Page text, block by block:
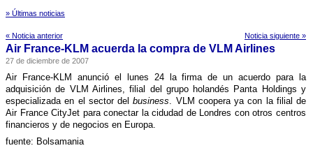
» Últimas noticias
« Noticia anterior Noticia siguiente »
Air France-KLM acuerda la compra de VLM Airlines
27 de diciembre de 2007
Air France-KLM anunció el lunes 24 la firma de un acuerdo para la
adquisición de VLM Airlines, filial del grupo holandés Panta Holdings y
especializada en el sector delbusiness. VLM coopera ya con la filial de
Air France CityJet para conectar la cidudad de Londres con otros centros
financieros y de negocios en Europa.
fuente: Bolsamania